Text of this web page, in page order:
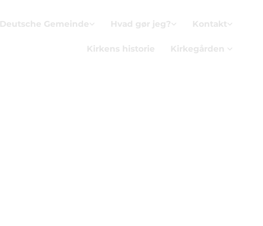
Deutsche Gemeinde Hvad gør jeg? Kontakt
Kirkens historie Kirkegården